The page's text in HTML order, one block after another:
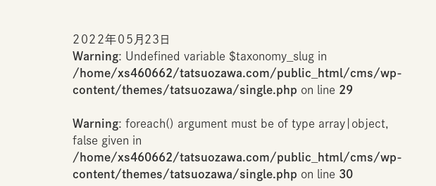
2022年05月23日
Warning: Undefined variable $taxonomy_slug in
/home/xs460662/tatsuozawa.com/public_html/cms/wp-
content/themes/tatsuozawa/single.php on line 29
Warning: foreach() argument must be of type array|object,
false given in
/home/xs460662/tatsuozawa.com/public_html/cms/wp-
content/themes/tatsuozawa/single.php on line 30